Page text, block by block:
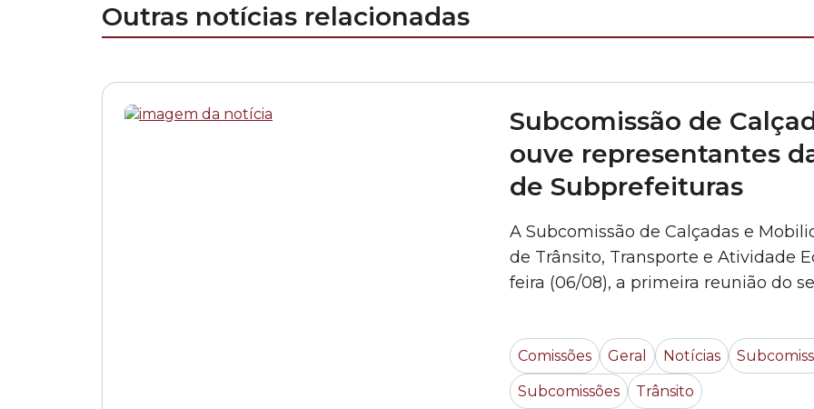
Outras notícias relacionadas
Subcomissão de
ouve representantes
de Subprefeituras
A Subcomissão de Calçadas e
de Trânsito, Transporte e Atividade
feira (06/08), a primeira reunião do
Municipal das Subprefeituras). A
Comissões Geral Notícias
Subcomissões Trânsito